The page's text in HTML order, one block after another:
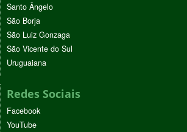
Santo Ângelo
São Borja
São Luiz Gonzaga
São Vicente do Sul
Uruguaiana
Redes Sociais
Facebook
YouTube